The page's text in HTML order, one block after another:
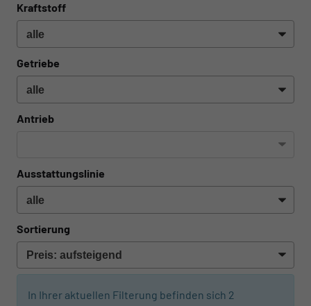
Kraftstoff
Getriebe
Antrieb
Ausstattungslinie
Sortierung
In Ihrer aktuellen Filterung befinden sich 2